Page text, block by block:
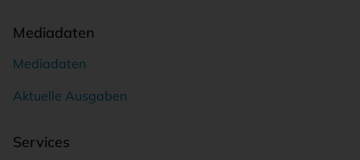
Mediadaten
Mediadaten
Aktuelle Ausgaben
Services